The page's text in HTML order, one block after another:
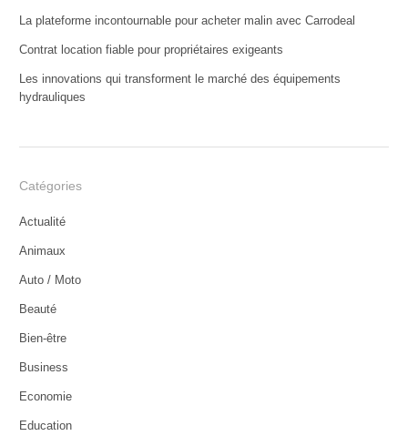
La plateforme incontournable pour acheter malin avec Carrodeal
Contrat location fiable pour propriétaires exigeants
Les innovations qui transforment le marché des équipements
hydrauliques
Catégories
Actualité
Animaux
Auto / Moto
Beauté
Bien-être
Business
Economie
Education